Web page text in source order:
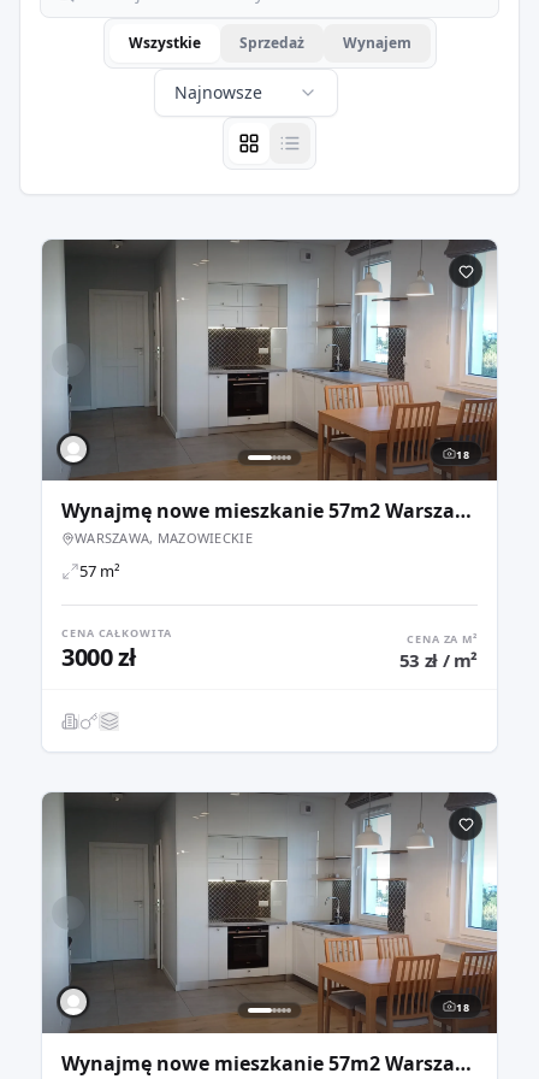
Wszystkie Sprzedaż Wynajem
Najnowsze
18
Wynajmę nowe mieszkanie 57m2 Warszawa Żerań Modlińska os. Morelowa
WARSZAWA, MAZOWIECKIE
57 m²
CENA CAŁKOWITA
3000 zł
CENA ZA M²
53 zł / m²
18
Wynajmę nowe mieszkanie 57m2 Warszawa Żerań Modlińska os. Morelowa